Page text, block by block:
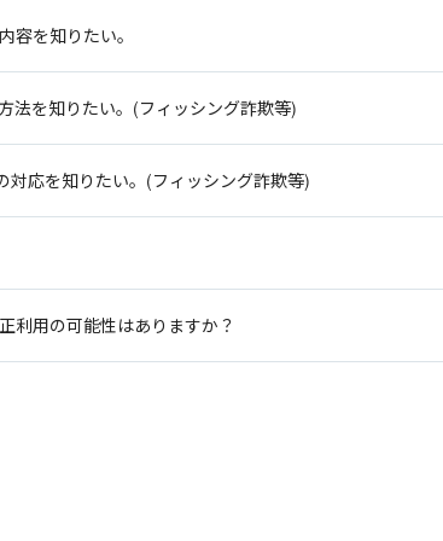
容を知りたい。
法を知りたい。(フィッシング詐欺等)
対応を知りたい。(フィッシング詐欺等)
利用の可能性はありますか？